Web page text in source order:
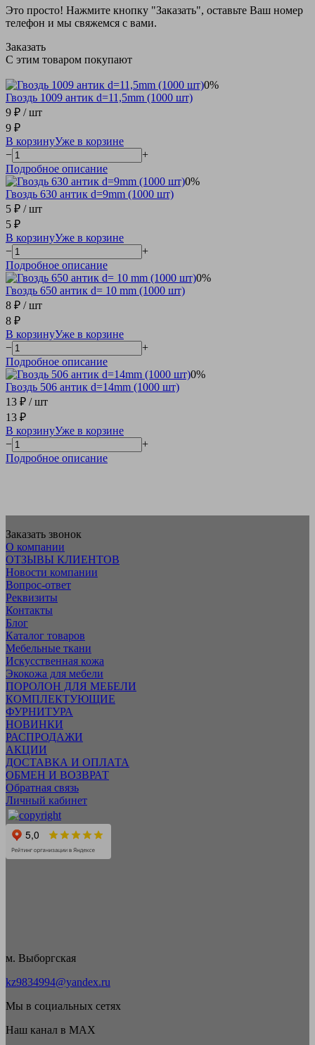
Это просто! Нажмите кнопку "Заказать", оставьте Ваш номер
телефон и мы свяжемся с вами.
Заказать
С этим товаром покупают
0%
Гвоздь 1009 антик d=11,5mm (1000 шт)
9 ₽ / шт
9 ₽
В корзинуУже в корзине
−
+
Подробное описание
0%
Гвоздь 630 антик d=9mm (1000 шт)
5 ₽ / шт
5 ₽
В корзинуУже в корзине
−
+
Подробное описание
0%
Гвоздь 650 антик d= 10 mm (1000 шт)
8 ₽ / шт
8 ₽
В корзинуУже в корзине
−
+
Подробное описание
0%
Гвоздь 506 антик d=14mm (1000 шт)
13 ₽ / шт
13 ₽
В корзинуУже в корзине
−
+
Подробное описание
Заказать звонок
О компании
ОТЗЫВЫ КЛИЕНТОВ
Новости компании
Вопрос-ответ
Реквизиты
Контакты
Блог
Каталог товаров
Мебельные ткани
Искусcтвенная кожа
Экокожа для мебели
ПОРОЛОН ДЛЯ МЕБЕЛИ
КОМПЛЕКТУЮЩИЕ
ФУРНИТУРА
НОВИНКИ
РАСПРОДАЖИ
АКЦИИ
ДОСТАВКА И ОПЛАТА
ОБМЕН И ВОЗВРАТ
Обратная связь
Личный кабинет
м. Выборгская
kz9834994@yandex.ru
Мы в социальных сетях
Наш канал в MAX